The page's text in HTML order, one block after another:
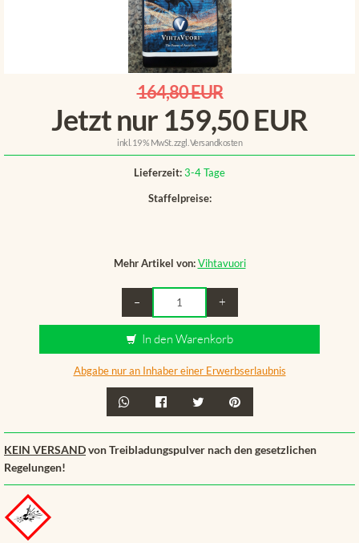
164,80 EUR
Jetzt nur 159,50 EUR
inkl. 19 % MwSt. zzgl. Versandkosten
Lieferzeit:3-4 Tage
Staffelpreise:
Mehr Artikel von: Vihtavuori
– +
In den Warenkorb
Abgabe nur an Inhaber einer Erwerbserlaubnis
KEIN VERSANDvon Treibladungspulver nach den gesetzlichen
Regelungen!